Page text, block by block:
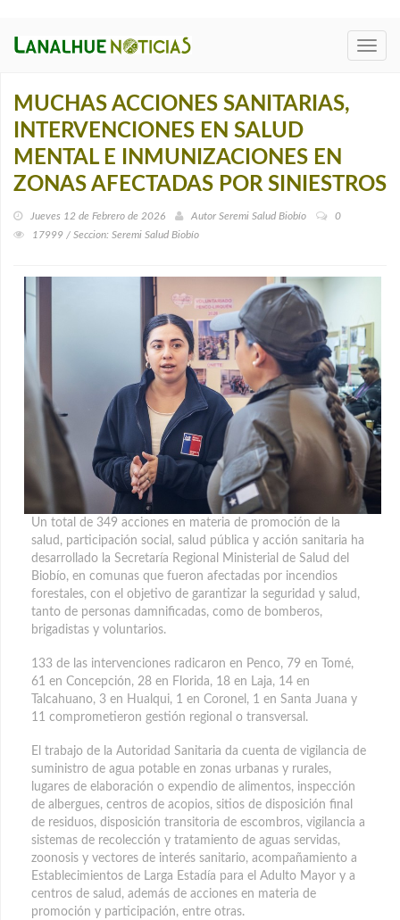
MUCHAS ACCIONES SANITARIAS,
INTERVENCIONES EN SALUD
MENTAL E INMUNIZACIONES EN
ZONAS AFECTADAS POR SINIESTROS
Jueves 12 de Febrero de 2026 Autor Seremi Salud Biobío
0
17999 / Seccion: Seremi Salud Biobío
Un total de 349 acciones en materia de promoción de la
salud, participación social, salud pública y acción sanitaria ha
desarrollado la Secretaría Regional Ministerial de Salud del
Biobío, en comunas que fueron afectadas por incendios
forestales, con el objetivo de garantizar la seguridad y salud,
tanto de personas damnificadas, como de bomberos,
brigadistas y voluntarios.
133 de las intervenciones radicaron en Penco, 79 en Tomé,
61 en Concepción, 28 en Florida, 18 en Laja, 14 en
Talcahuano, 3 en Hualqui, 1 en Coronel, 1 en Santa Juana y
11 comprometieron gestión regional o transversal.
El trabajo de la Autoridad Sanitaria da cuenta de vigilancia de
suministro de agua potable en zonas urbanas y rurales,
lugares de elaboración o expendio de alimentos, inspección
de albergues, centros de acopios, sitios de disposición final
de residuos, disposición transitoria de escombros, vigilancia a
sistemas de recolección y tratamiento de aguas servidas,
zoonosis y vectores de interés sanitario, acompañamiento a
Establecimientos de Larga Estadía para el Adulto Mayor y a
centros de salud, además de acciones en materia de
promoción y participación, entre otras.